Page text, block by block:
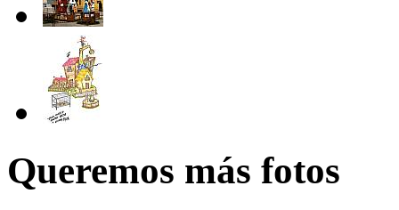
Queremos más fotos